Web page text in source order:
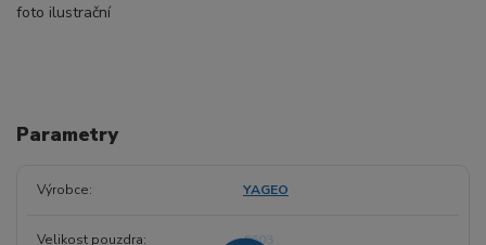
foto ilustrační
Parametry
Výrobce YAGEO
Velikost pouzdra 0603